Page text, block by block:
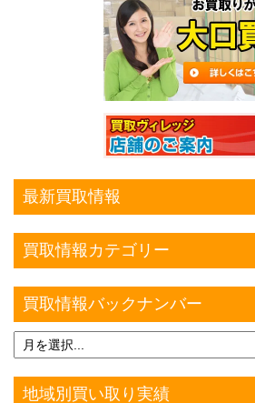
最新買取情報
買取情報カテゴリー
買取情報バックナンバー
地域別買い取り実績